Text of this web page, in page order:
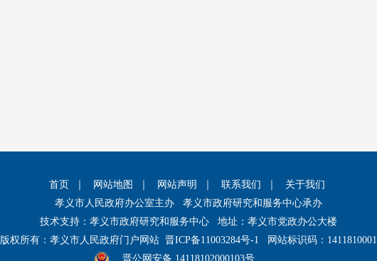
首页 网站地图 网站声明 联系我们
关于我们
孝义市人民政府办公室主办 孝义市政府研究和服务中心承办
技术支持：孝义市政府研究和服务中心 地址：孝义市党政办公大楼
版权所有：孝义市人民政府门户网站 晋ICP备11003284号-1 网站标识码：1411810001
晋公网安备 14118102000103号